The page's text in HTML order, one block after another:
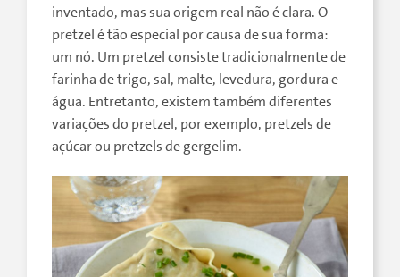
inventado, mas sua origem real não é clara. O
pretzel é tão especial por causa de sua forma:
um nó. Um pretzel consiste tradicionalmente de
farinha de trigo, sal, malte, levedura, gordura e
água. Entretanto, existem também diferentes
variações do pretzel, por exemplo, pretzels de
açúcar ou pretzels de gergelim.